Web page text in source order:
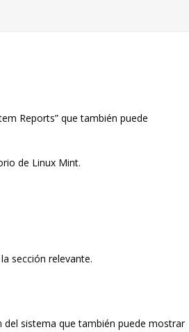
Reports” que también puede
de Linux Mint.
sección relevante.
sistema que también puede mostrar